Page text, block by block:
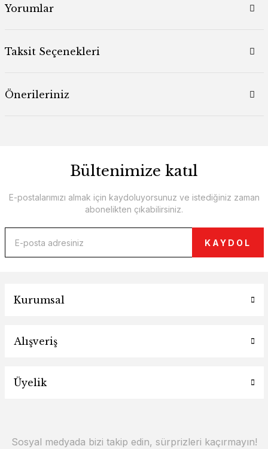
Yorumlar
Taksit Seçenekleri
Önerileriniz
Bültenimize katıl
E-postalarımızı almak için kaydoluyorsunuz ve istediğiniz zaman
abonelikten çıkabilirsiniz.
KAYDOL
Kurumsal
Alışveriş
Üyelik
Sosyal medyada bizi takip edin, sürprizleri kaçırmayın!